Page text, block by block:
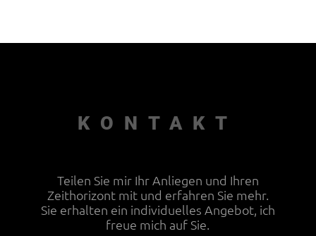
KONTAKT
Teilen Sie mir Ihr Anliegen und Ihren
Zeithorizont mit und erfahren Sie mehr.
Sie erhalten ein individuelles Angebot, ich
freue mich auf Sie.